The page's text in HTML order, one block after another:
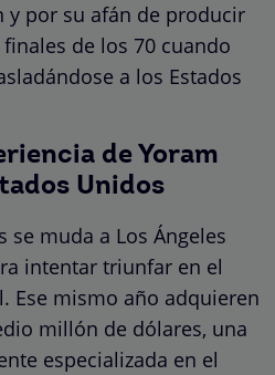
y por su afán de producir
de los 70 cuando
a los Estados
de Yoram
Unidos
se muda a Los Ángeles
intentar triunfar en el
Ese mismo año adquieren
millón de dólares, una
especializada en el